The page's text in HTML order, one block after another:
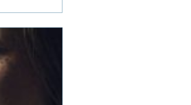
och
på ett sätt
skicklig